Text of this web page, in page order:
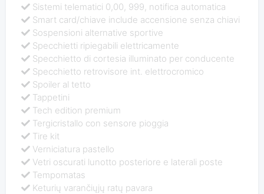
Sistemi telematici 0,00, 999, notifica automatica
Smart card/chiave include accensione senza chiavi
Sospensioni alternative sportive
Specchietti ripiegabili elettricamente
Specchietto di cortesia illuminato per conducente
Specchietto retrovisore int. elettrocromico
Spoiler al tetto
Tappetini
Tech edition premium
Tergicristallo con sensore pioggia
Tire kit
Verniciatura pastello
Vetri oscurati lunotto posteriore e laterali poste
Tempomatas
Keturių varančiųjų ratų pavara